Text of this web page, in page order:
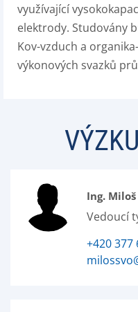
využívající
elektrody. Studovány
Kov-vzduch a
výkonových svazků
Ing. Miloš
Vedoucí
+420 377